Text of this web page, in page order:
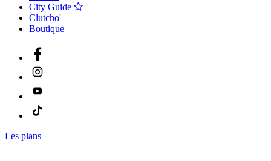
City Guide
Clutcho'
Boutique
Les plans